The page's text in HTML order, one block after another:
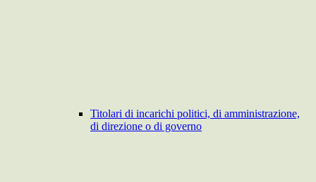
Titolari di incarichi politici, di amministrazione,
di direzione o di governo